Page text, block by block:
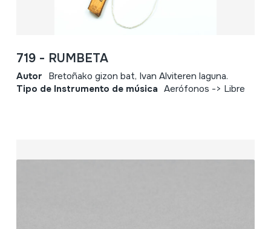
719 - RUMBETA
Autor Bretoñako gizon bat, Ivan Alviteren laguna.
Tipo de Instrumento de música Aerófonos -> Libre